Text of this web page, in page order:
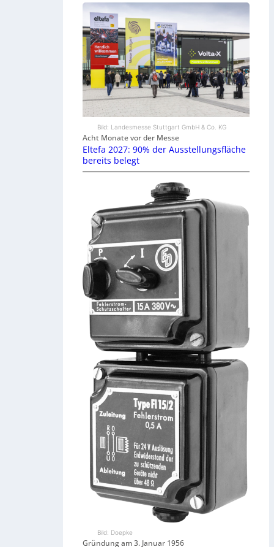
Bild: Landesmesse Stuttgart GmbH & Co. KG
Acht Monate vor der Messe
Eltefa 2027: 90% der Ausstellungsfläche
bereits belegt
Bild: Doepke
Gründung am 3. Januar 1956